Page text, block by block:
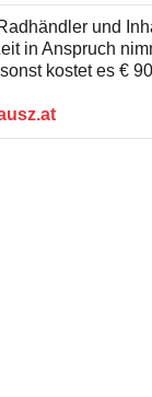
und
in Anspruch
kostet es €